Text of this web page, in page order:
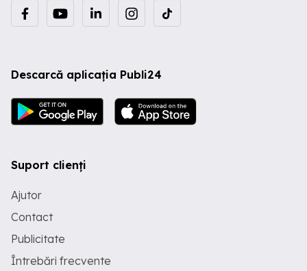
Descarcă aplicația Publi24
Suport clienți
Ajutor
Contact
Publicitate
Întrebări frecvente